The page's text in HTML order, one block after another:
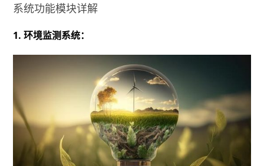
系统功能模块详解
1. 环境监测系统：